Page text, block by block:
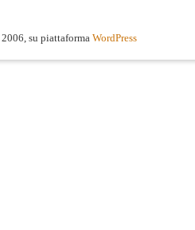
2006, su piattaforma WordPress